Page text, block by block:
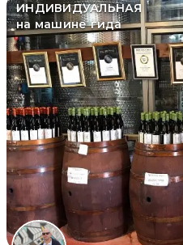
ИНДИВИДУАЛЬНАЯ
на машине гида